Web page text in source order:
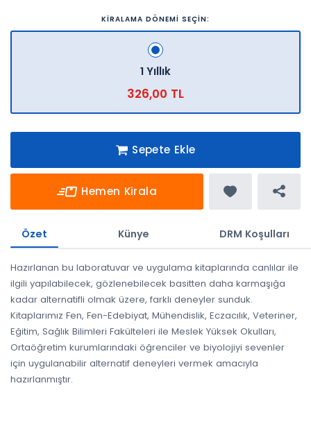
KİRALAMA DÖNEMİ SEÇİN:
1 Yıllık
326,00 TL
Sepete Ekle
Hemen Kirala
Özet Künye DRM Koşulları
Hazırlanan bu laboratuvar ve uygulama kitaplarında canlılar ile
ilgili yapılabilecek, gözlenebilecek basitten daha karmaşığa
kadar alternatifli olmak üzere, farklı deneyler sunduk.
Kitaplarımız Fen, Fen-Edebiyat, Mühendislik, Eczacılık, Veteriner,
Eğitim, Sağlık Bilimleri Fakülteleri ile Meslek Yüksek Okulları,
Ortaöğretim kurumlarındaki öğrenciler ve biyolojiyi sevenler
için uygulanabilir alternatif deneyleri vermek amacıyla
hazırlanmıştır.